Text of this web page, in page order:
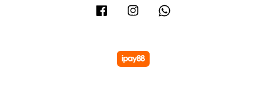
Facebook Instagram